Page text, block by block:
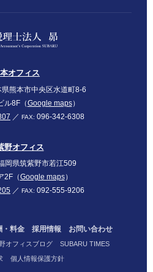
SUBARU
オフィス
県熊本市中央区水道町8-6
ル8F（Google maps）
／ FAX: 096-342-6308
野オフィス
岡県筑紫野市若江509
2F（Google maps）
／ FAX: 092-555-9206
・料金 採用情報 お問い合わせ
オフィスブログ
SUBARU TIMES
個人情報保護方針